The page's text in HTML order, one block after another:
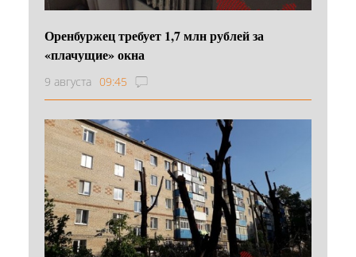
Оренбуржец требует 1,7 млн рублей за
«плачущие» окна
9 августа 09:45